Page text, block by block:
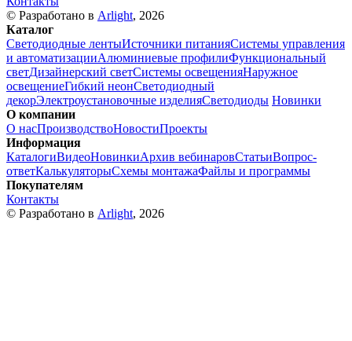
© Разработано в Arlight, 2026
Каталог
Светодиодные лентыИсточники питанияСистемы управления
и автоматизацииАлюминиевые профилиФункциональный
светДизайнерский светСистемы освещенияНаружное
освещениеГибкий неонСветодиодный
декорЭлектроустановочные изделияСветодиоды Новинки
О компании
О насПроизводствоНовостиПроекты
Информация
КаталогиВидеоНовинкиАрхив вебинаровСтатьиВопрос-
ответКалькуляторыСхемы монтажаФайлы и программы
Покупателям
Контакты
© Разработано в Arlight, 2026